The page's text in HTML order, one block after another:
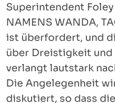
Superintendent Foley
NAMENS WANDA,
ist überfordert, und
über Dreistigkeit und
verlangt lautstark
Die Angelegenheit
diskutiert, so dass